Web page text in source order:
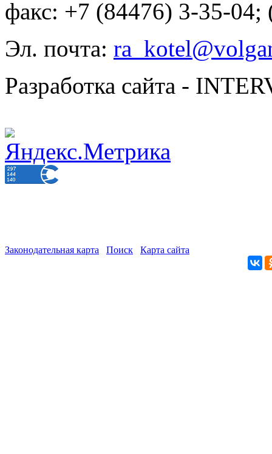
факс: +7 (84476) 3-35-04;
Эл. почта:
Разработка сайта -
Законодательная карта Поиск Карта сайта